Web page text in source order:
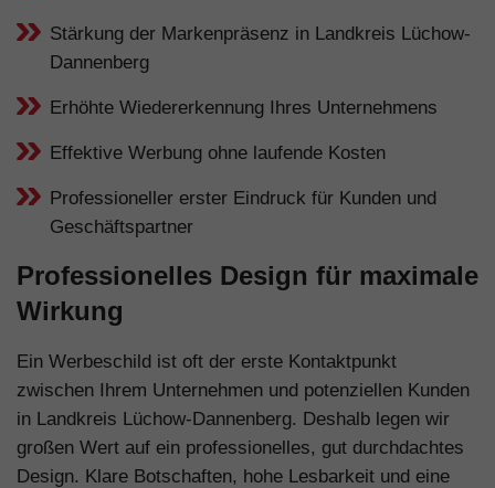
Stärkung der Markenpräsenz in Landkreis Lüchow-
Dannenberg
Erhöhte Wiedererkennung Ihres Unternehmens
Effektive Werbung ohne laufende Kosten
Professioneller erster Eindruck für Kunden und
Geschäftspartner
Professionelles Design für maximale
Wirkung
Ein Werbeschild ist oft der erste Kontaktpunkt
zwischen Ihrem Unternehmen und potenziellen Kunden
in Landkreis Lüchow-Dannenberg. Deshalb legen wir
großen Wert auf ein professionelles, gut durchdachtes
Design. Klare Botschaften, hohe Lesbarkeit und eine